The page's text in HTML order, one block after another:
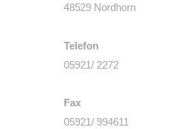
48529 Nordhorn
Telefon
05921/ 2272
Fax
05921/ 994611